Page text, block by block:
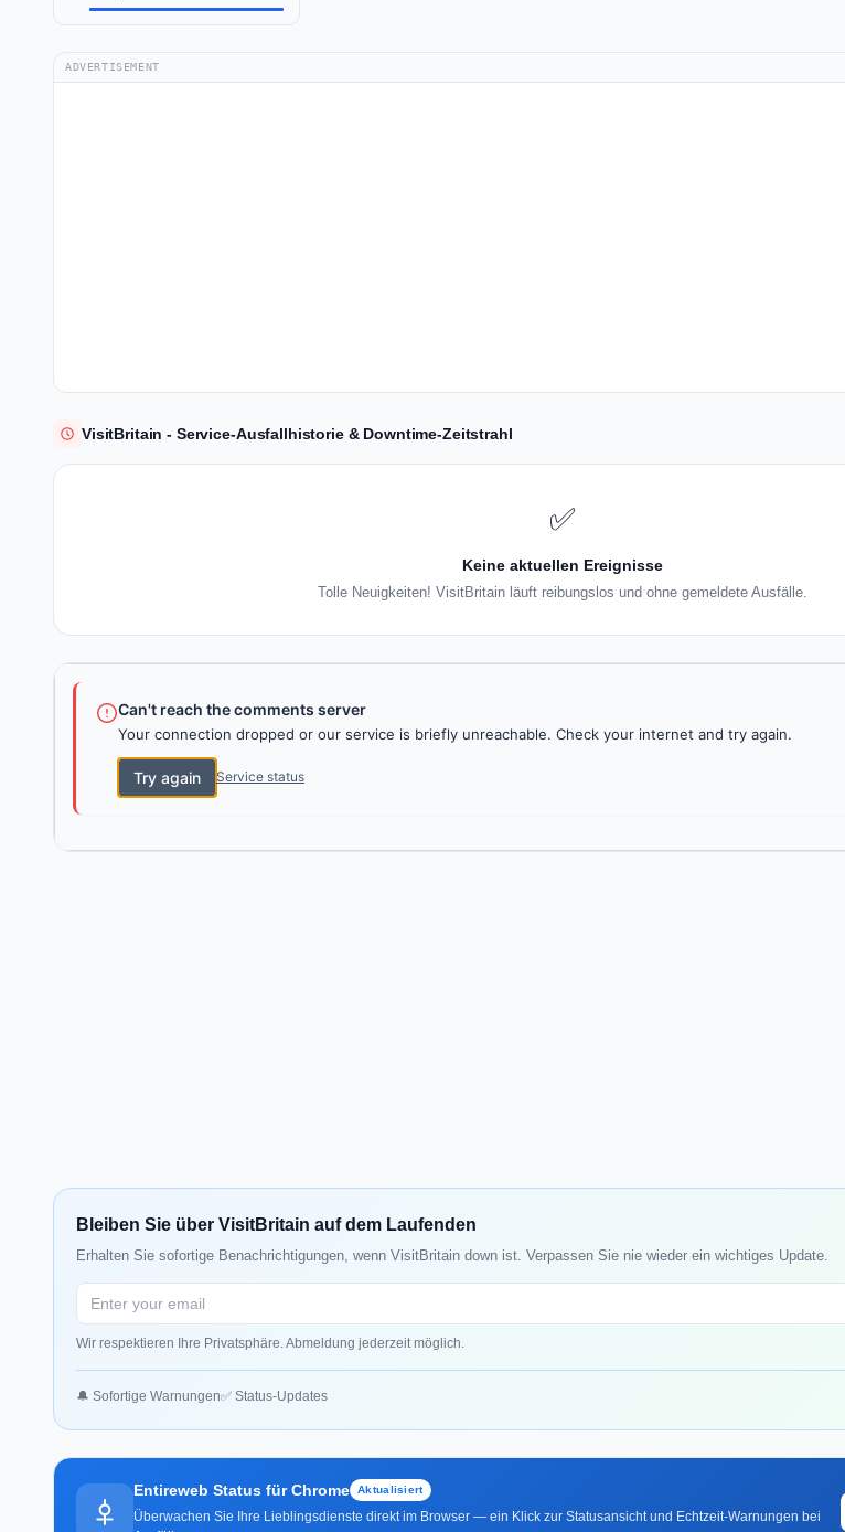
ADVERTISEMENT
VisitBritain - Service-Ausfallhistorie & Downtime-Zeitstrahl
✅
Keine aktuellen Ereignisse
Tolle Neuigkeiten! VisitBritain läuft reibungslos und ohne gemeldete Ausfälle.
Can't reach the comments server
Your connection dropped or our service is briefly unreachable. Check your internet and try again.
Try again Service status
Bleiben Sie über VisitBritain auf dem Laufenden
Erhalten Sie sofortige Benachrichtigungen, wenn VisitBritain down ist. Verpassen Sie nie wieder ein wichtiges Update.
Wir respektieren Ihre Privatsphäre. Abmeldung jederzeit möglich.
🔔 Sofortige Warnungen✅ Status-Updates
Entireweb Status für Chrome Aktualisiert
Überwachen Sie Ihre Lieblingsdienste direkt im Browser — ein Klick zur Statusansicht und Echtzeit-Warnungen bei